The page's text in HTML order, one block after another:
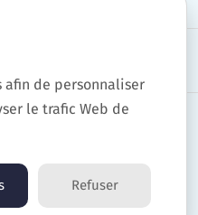
réservés.
afin de personnaliser
le trafic Web de
Refuser